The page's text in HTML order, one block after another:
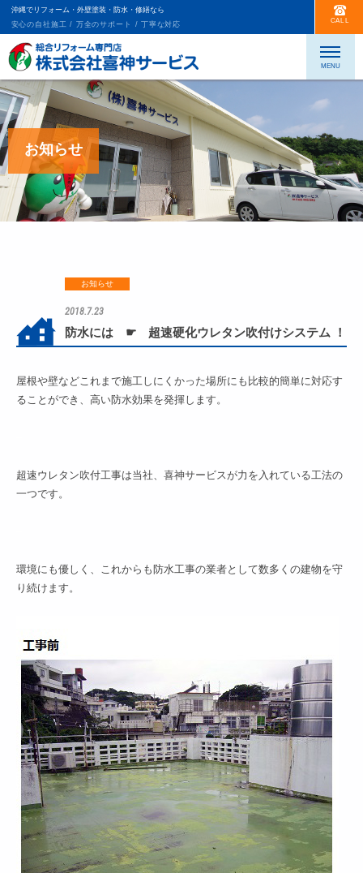
沖縄でリフォーム・外壁塗装・防水・修繕なら
安心の自社施工 / 万全のサポート / 丁寧な対応
CALL
お知らせ
お知らせ
2018.7.23
防水には ☛ 超速硬化ウレタン吹付けシステム ！
屋根や壁などこれまで施工しにくかった場所にも比較的簡単に対応す
ることができ、高い防水効果を発揮します。
超速ウレタン吹付工事は当社、喜神サービスが力を入れている工法の
一つです。
環境にも優しく、これからも防水工事の業者として数多くの建物を守
り続けます。